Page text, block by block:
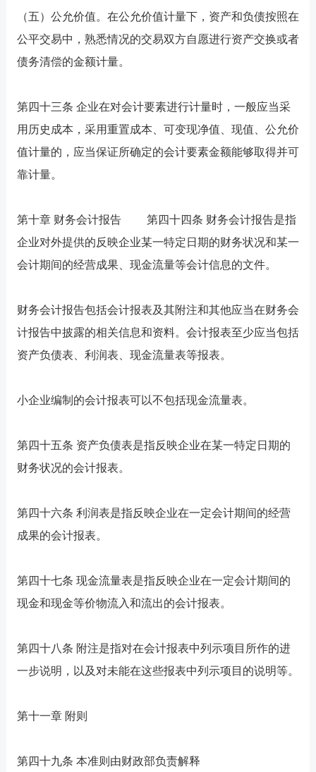
（五）公允价值。在公允价值计量下，资产和负债按照在
公平交易中，熟悉情况的交易双方自愿进行资产交换或者
债务清偿的金额计量。
第四十三条 企业在对会计要素进行计量时，一般应当采
用历史成本，采用重置成本、可变现净值、现值、公允价
值计量的，应当保证所确定的会计要素金额能够取得并可
靠计量。
第十章 财务会计报告 第四十四条 财务会计报告是指
企业对外提供的反映企业某一特定日期的财务状况和某一
会计期间的经营成果、现金流量等会计信息的文件。
财务会计报告包括会计报表及其附注和其他应当在财务会
计报告中披露的相关信息和资料。会计报表至少应当包括
资产负债表、利润表、现金流量表等报表。
小企业编制的会计报表可以不包括现金流量表。
第四十五条 资产负债表是指反映企业在某一特定日期的
财务状况的会计报表。
第四十六条 利润表是指反映企业在一定会计期间的经营
成果的会计报表。
第四十七条 现金流量表是指反映企业在一定会计期间的
现金和现金等价物流入和流出的会计报表。
第四十八条 附注是指对在会计报表中列示项目所作的进
一步说明，以及对未能在这些报表中列示项目的说明等。
第十一章 附则
第四十九条 本准则由财政部负责解释